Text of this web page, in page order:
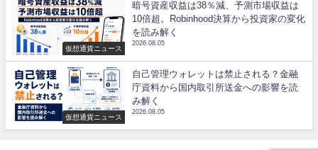
仮想通貨ニュース
暗号資産収益は38％減、予測市場収益は
10倍超。Robinhood決算から投資家の変化
を読み解く
2026.08.05
仮想通貨ニュース
自己管理ウォレットは禁止される？金融
庁資料から国内取引所送金への影響を読
み解く
2026.08.05